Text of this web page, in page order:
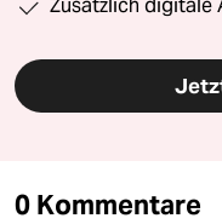
Zusätzlich digitale
0 Kommentare